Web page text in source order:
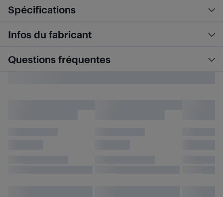
Spécifications
Infos du fabricant
Questions fréquentes